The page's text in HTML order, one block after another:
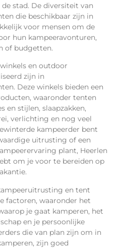
stad. De diversiteit van
die beschikbaar zijn in
voor mensen om de
hun kampeeravonturen,
of budgetten.
en outdoor
zijn in
Deze winkels bieden een
waaronder tenten
en stijlen, slaapzakken,
verlichting en nog veel
kampeerder bent
uitrusting of een
plant, Heerlen
om je voor te bereiden op
en tent
factoren, waaronder het
je gaat kamperen, het
en je persoonlijke
die van plan zijn om in
zijn goed